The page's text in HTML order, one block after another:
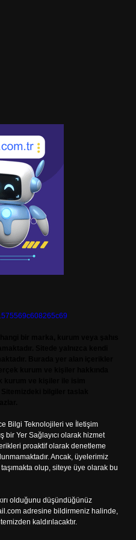
Bilgi Teknolojileri ve İletişim
bir Yer Sağlayıcı olarak hizmet
proaktif olarak denetleme
Ancak, üyelerimiz
olup, siteye üye olarak bu
olduğunu düşündüğünüz
adresine bildirmeniz halinde,
kaldırılacaktır.